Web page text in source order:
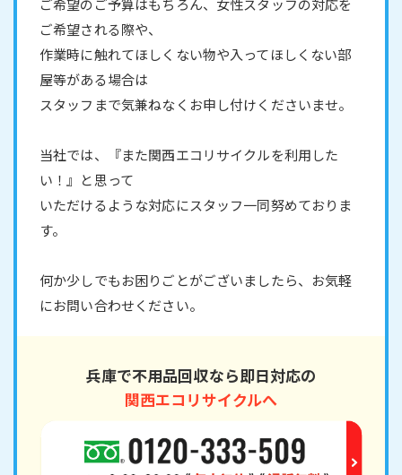
ご希望のご予算はもちろん、女性スタッフの対応を
ご希望される際や、
作業時に触れてほしくない物や入ってほしくない部
屋等がある場合は
スタッフまで気兼ねなくお申し付けくださいませ。
当社では、『また関西エコリサイクルを利用した
い！』と思って
いただけるような対応にスタッフ一同努めておりま
す。
何か少しでもお困りごとがございましたら、お気軽
にお問い合わせください。
兵庫で不用品回収なら即日対応の
関西エコリサイクルへ